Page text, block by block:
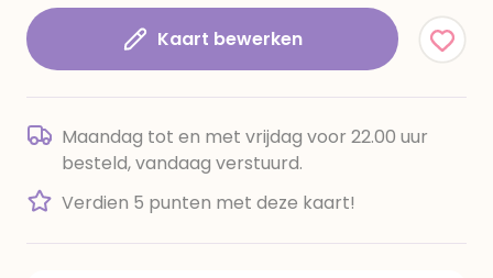
Kaart bewerken
Maandag tot en met vrijdag voor 22.00 uur
besteld, vandaag verstuurd.
Verdien 5 punten met deze kaart!